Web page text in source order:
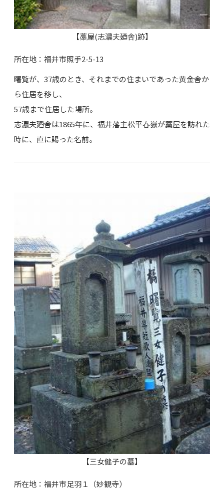
【藁屋(志濃夫廼舎)跡】
所在地：福井市照手2-5-13
曙覧が、37歳のとき、それまでの住まいであった黄金舎か
ら住居を移し、
57歳まで住居した場所。
志濃夫廼舎は1865年に、福井藩主松平春嶽が藁屋を訪れた
時に、直に賜った名前。
【三女健子の墓】
所在地：福井市足羽１（妙観寺）